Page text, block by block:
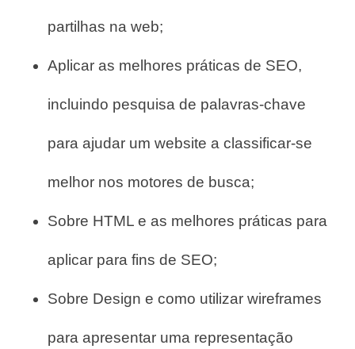
partilhas na web;
Aplicar as melhores práticas de SEO,
incluindo pesquisa de palavras-chave
para ajudar um website a classificar-se
melhor nos motores de busca;
Sobre HTML e as melhores práticas para
aplicar para fins de SEO;
Sobre Design e como utilizar wireframes
para apresentar uma representação